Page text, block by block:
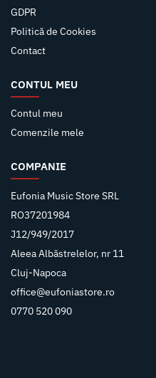
GDPR
Politică de Cookies
Contact
CONTUL MEU
Contul meu
Comenzile mele
COMPANIE
Eufonia Music Store SRL
RO37201984
J12/949/2017
Aleea Albăstrelelor, nr 11
Cluj-Napoca
office@eufoniastore.ro
0770 520 090